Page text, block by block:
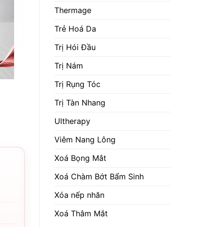
Thermage
Trẻ Hoá Da
Trị Hói Đầu
Trị Nám
Trị Rụng Tóc
Trị Tàn Nhang
Ultherapy
Viêm Nang Lông
Xoá Bọng Mắt
Xoá Chàm Bớt Bẩm Sinh
Xóa nếp nhăn
Xoá Thâm Mắt